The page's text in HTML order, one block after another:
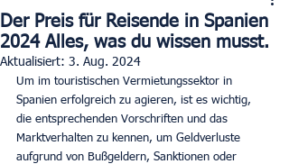
Der Preis für Reisende in Spanien
2024 Alles, was du wissen musst.
Aktualisiert: 3. Aug. 2024
Um im touristischen Vermietungssektor in
Spanien erfolgreich zu agieren, ist es wichtig,
die entsprechenden Vorschriften und das
Marktverhalten zu kennen, um Geldverluste
aufgrund von Bußgeldern, Sanktionen oder